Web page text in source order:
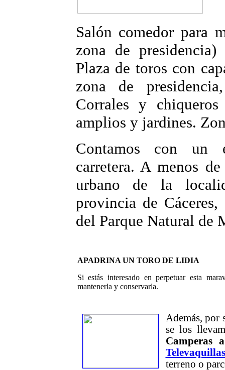
Salón comedor para
zona de
Plaza de toros con
zona de
Corrales y chiqueros
amplios y jardines.
Contamos con un
carretera. A menos
urbano de la
provincia de
del Parque Natural de
APADRINA UN TORO DE LIDIA
Si estás interesado en perpetuar esta
mantenerla y conservarla.
Además, por
se los
Camperas
Televaquillas
terreno o